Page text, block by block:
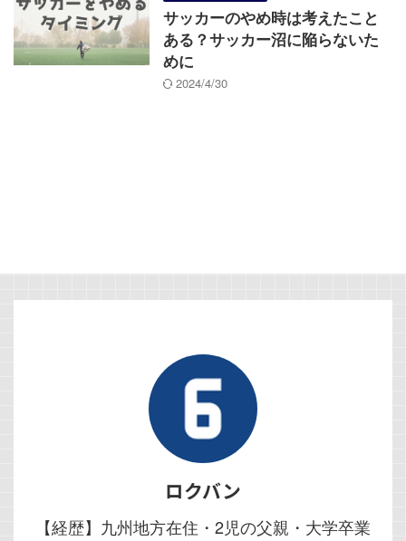
サッカーのやめ時は考えたこと
ある？サッカー沼に陥らないた
めに
2024/4/30
ロクバン
【経歴】九州地方在住・2児の父親・大学卒業